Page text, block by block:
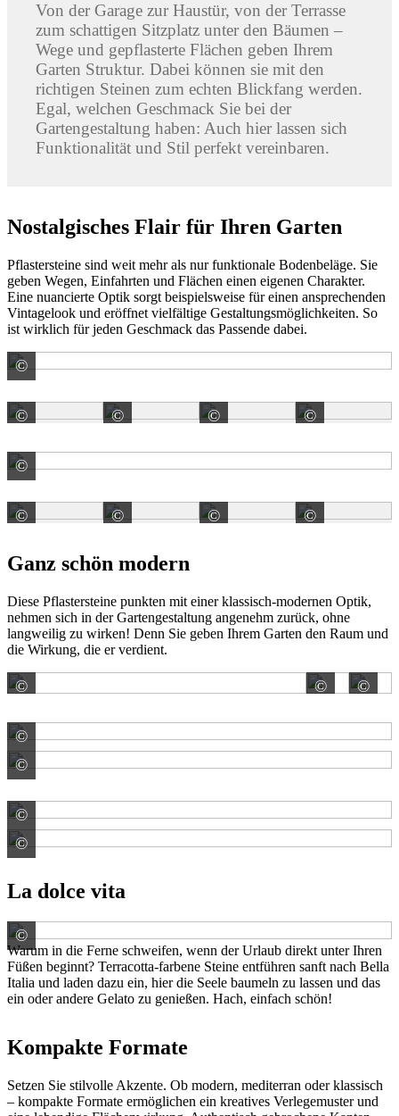
Von der Garage zur Haustür, von der Terrasse
zum schattigen Sitzplatz unter den Bäumen –
Wege und gepflasterte Flächen geben Ihrem
Garten Struktur. Dabei können sie mit den
richtigen Steinen zum echten Blickfang werden.
Egal, welchen Geschmack Sie bei der
Gartengestaltung haben: Auch hier lassen sich
Funktionalität und Stil perfekt vereinbaren.
Nostalgisches Flair für Ihren Garten
Pflastersteine sind weit mehr als nur funktionale Bodenbeläge. Sie
geben Wegen, Einfahrten und Flächen einen eigenen Charakter.
Eine nuancierte Optik sorgt beispielsweise für einen ansprechenden
Vintagelook und eröffnet vielfältige Gestaltungsmöglichkeiten. So
ist wirklich für jeden Geschmack das Passende dabei.
© KANN GmbH Baustoffwerke
© KANN GmbH Baustoffwerke
© KANN GmbH Baustoffwerke
© KANN GmbH
© KANN
© KANN GmbH Baustoffwerke
© KANN GmbH Baustoffwerke
© KANN GmbH Baustoffwerke
© KANN GmbH
© KANN
Ganz schön modern
Diese Pflastersteine punkten mit einer klassisch-modernen Optik,
nehmen sich in der Gartengestaltung angenehm zurück, ohne
langweilig zu wirken! Denn Sie geben Ihrem Garten den Raum und
die Wirkung, die er verdient.
© Rinn Beton- und Naturstein GmbH & Co. KG© ©
© EHL AG
© Gala-Lusit-Betonsteinwerke GmbH
© F. C. Nüdling Betonelemente GmbH u. Co. KG
© F. C. Nüdling Betonelemente GmbH u. Co. KG
La dolce vita
©
KANN GmbH Baustoffwerke
Warum in die Ferne schweifen, wenn der Urlaub direkt unter Ihren
Füßen beginnt? Terracotta-farbene Steine entführen sanft nach Bella
Italia und laden dazu ein, hier die Seele baumeln zu lassen und das
ein oder andere Gelato zu genießen. Hach, einfach schön!
Kompakte Formate
Setzen Sie stilvolle Akzente. Ob modern, mediterran oder klassisch
– kompakte Formate ermöglichen ein kreatives Verlegemuster und